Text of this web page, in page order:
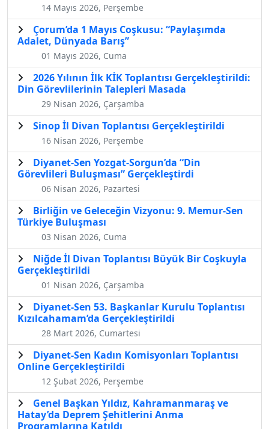
14 Mayıs 2026, Perşembe
Çorum’da 1 Mayıs Coşkusu: “Paylaşımda
Adalet, Dünyada Barış”
01 Mayıs 2026, Cuma
2026 Yılının İlk KİK Toplantısı Gerçekleştirildi:
Din Görevlilerinin Talepleri Masada
29 Nisan 2026, Çarşamba
Sinop İl Divan Toplantısı Gerçekleştirildi
16 Nisan 2026, Perşembe
Diyanet-Sen Yozgat-Sorgun’da “Din
Görevlileri Buluşması” Gerçekleştirdi
06 Nisan 2026, Pazartesi
Birliğin ve Geleceğin Vizyonu: 9. Memur-Sen
Türkiye Buluşması
03 Nisan 2026, Cuma
Niğde İl Divan Toplantısı Büyük Bir Coşkuyla
Gerçekleştirildi
01 Nisan 2026, Çarşamba
Diyanet-Sen 53. Başkanlar Kurulu Toplantısı
Kızılcahamam’da Gerçekleştirildi
28 Mart 2026, Cumartesi
Diyanet-Sen Kadın Komisyonları Toplantısı
Online Gerçekleştirildi
12 Şubat 2026, Perşembe
Genel Başkan Yıldız, Kahramanmaraş ve
Hatay’da Deprem Şehitlerini Anma
Programlarına Katıldı